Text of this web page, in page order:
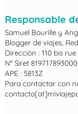
Responsable
Samuel Bourille y
Blogger de viajes,
Dirección : 110 bis
N° Siret
APE : 5813Z
Para contactar con